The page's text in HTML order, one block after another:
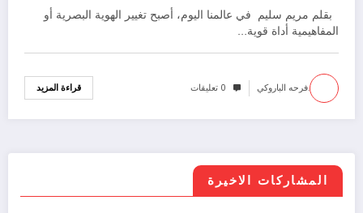
بقلم مريم سليم في عالمنا اليوم، أصبح تغيير الهوية البصرية أو
المفاهيمية أداة قوية…
.فرحه الباروكي 0 تعليقات قراءة المزيد
المشاركات الاخيرة